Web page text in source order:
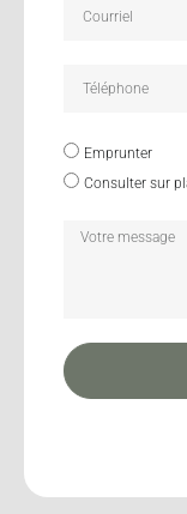
Emprunter
Consulter sur